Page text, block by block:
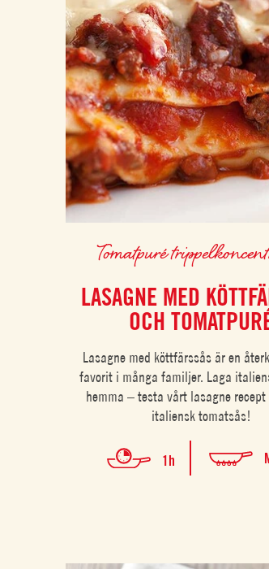
Tomatpuré
LASAGNE MED
OCH
Lasagne med köttfärssås är en
favorit i många familjer. Laga
hemma – testa vårt lasagne recept
italiensk tomatsås!
1h